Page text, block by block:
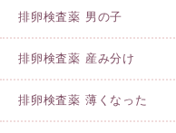
排卵検査薬 男の子
排卵検査薬 産み分け
排卵検査薬 薄くなった